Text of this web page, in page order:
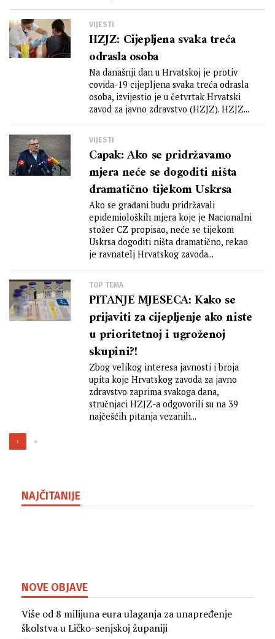
VIJESTI
HZJZ: Cijepljena svaka treća
odrasla osoba
Na današnji dan u Hrvatskoj je protiv
covida-19 cijepljena svaka treća odrasla
osoba, izvijestio je u četvrtak Hrvatski
zavod za javno zdravstvo (HZJZ). HZJZ...
VIJESTI
Capak: Ako se pridržavamo
mjera neće se dogoditi ništa
dramatično tijekom Uskrsa
Ako se građani budu pridržavali
epidemioloških mjera koje je Nacionalni
stožer CZ propisao, neće se tijekom
Uskrsa dogoditi ništa dramatično, rekao
je ravnatelj Hrvatskog zavoda...
TOP TEMA
PITANJE MJESECA: Kako se
prijaviti za cijepljenje ako niste
u prioritetnoj i ugroženoj
skupini?!
Zbog velikog interesa javnosti i broja
upita koje Hrvatskog zavoda za javno
zdravstvo zaprima svakoga dana,
stručnjaci HZJZ-a odgovorili su na 39
najčešćih pitanja vezanih...
› »
NAJČITANIJE
NOVE OBJAVE
Više od 8 milijuna eura ulaganja za unapređenje
školstva u Ličko-senjskoj županiji